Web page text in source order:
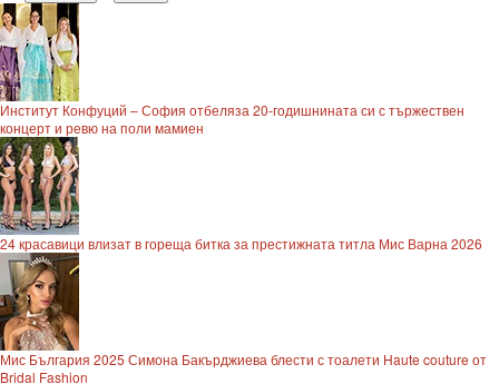
Институт Конфуций – София отбеляза 20-годишнината си с тържествен
концерт и ревю на поли мамиен
24 красавици влизат в гореща битка за престижната титла Мис Варна 2026
Мис България 2025 Симона Бакърджиева блести с тоалети Haute couture от
Bridal Fashion